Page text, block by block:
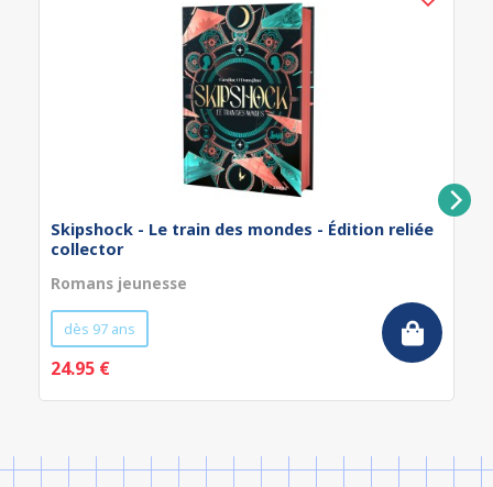
Skipshock - Le train des mondes - Édition reliée
collector
Romans jeunesse
dès 97 ans
24.95 €